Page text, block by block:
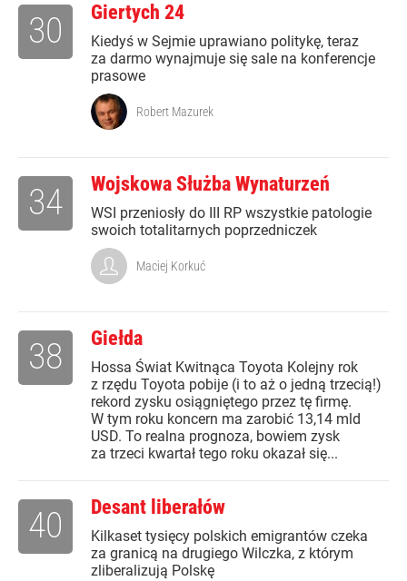
Giertych 24
Kiedyś w Sejmie uprawiano politykę, teraz
za darmo wynajmuje się sale na konferencje
prasowe
30
Robert Mazurek
Wojskowa Służba Wynaturzeń
WSI przeniosły do III RP wszystkie patologie
swoich totalitarnych poprzedniczek
34
Maciej Korkuć
Giełda
Hossa Świat Kwitnąca Toyota Kolejny rok
z rzędu Toyota pobije (i to aż o jedną trzecią!)
rekord zysku osiągniętego przez tę firmę.
W tym roku koncern ma zarobić 13,14 mld
USD. To realna prognoza, bowiem zysk
za trzeci kwartał tego roku okazał się...
38
Desant liberałów
Kilkaset tysięcy polskich emigrantów czeka
za granicą na drugiego Wilczka, z którym
zliberalizują Polskę
40